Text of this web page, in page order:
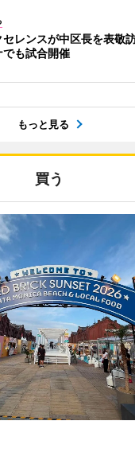
セレンスが中区長を表敬
でも試合開催
もっと見る
買う